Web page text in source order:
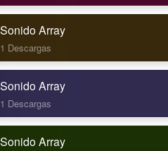
Sonido Array
1 Descargas
Sonido Array
1 Descargas
Sonido Array